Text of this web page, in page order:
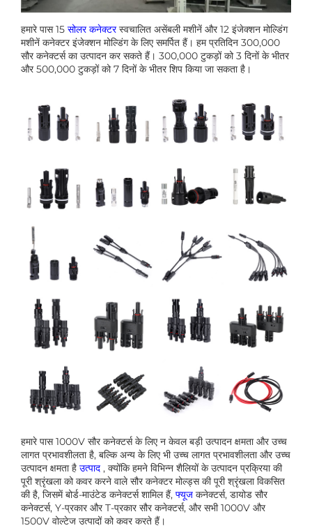
हमारे पास 15 सोलर कनेक्टरस्वचालित असेंबली मशीनें और 12 इंजेक्शन मोल्डिंग
मशीनें कनेक्टर इंजेक्शन मोल्डिंग के लिए समर्पित हैं। हम प्रतिदिन 300,000
सौर कनेक्टर्स का उत्पादन कर सकते हैं। 300,000 टुकड़ों को 3 दिनों के भीतर
और 500,000 टुकड़ों को 7 दिनों के भीतर शिप किया जा सकता है।
हमारे पास 1000V सौर कनेक्टर्स के लिए न केवल बड़ी उत्पादन क्षमता और उच्च
लागत प्रभावशीलता है, बल्कि अन्य के लिए भी उच्च लागत प्रभावशीलता और उच्च
उत्पादन क्षमता है उत्पाद , क्योंकि हमने विभिन्न शैलियों के उत्पादन प्रक्रिया की
पूरी श्रृंखला को कवर करने वाले सौर कनेक्टर मोल्ड्स की पूरी श्रृंखला विकसित
की है, जिसमें बोर्ड-माउंटेड कनेक्टर्स शामिल हैं, फ्यूज कनेक्टर्स, डायोड सौर
कनेक्टर्स, Y-प्रकार और T-प्रकार सौर कनेक्टर्स, और सभी 1000V और
1500V वोल्टेज उत्पादों को कवर करते हैं।